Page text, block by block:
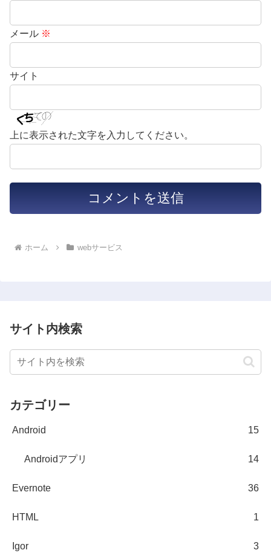
メール ※
サイト
上に表示された文字を入力してください。
ホーム webサービス
サイト内検索
カテゴリー
Android 15
Androidアプリ 14
Evernote 36
HTML 1
Igor 3